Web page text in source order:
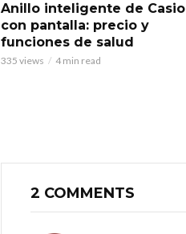
Anillo inteligente de Casio
con pantalla: precio y
funciones de salud
335 views 4 min read
2 COMMENTS